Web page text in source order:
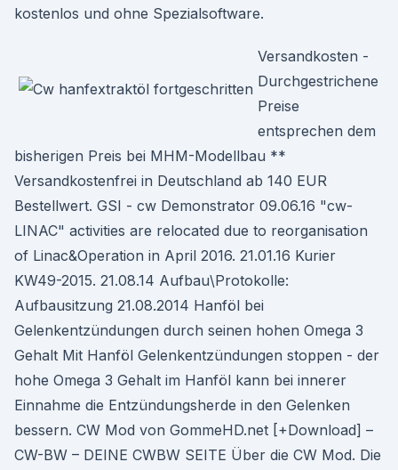
kostenlos und ohne Spezialsoftware.
Versandkosten -
Durchgestrichene
Preise
entsprechen dem
bisherigen Preis bei MHM-Modellbau **
Versandkostenfrei in Deutschland ab 140 EUR
Bestellwert. GSI - cw Demonstrator 09.06.16 "cw-
LINAC" activities are relocated due to reorganisation
of Linac&Operation in April 2016. 21.01.16 Kurier
KW49-2015. 21.08.14 Aufbau\Protokolle:
Aufbausitzung 21.08.2014 Hanföl bei
Gelenkentzündungen durch seinen hohen Omega 3
Gehalt Mit Hanföl Gelenkentzündungen stoppen - der
hohe Omega 3 Gehalt im Hanföl kann bei innerer
Einnahme die Entzündungsherde in den Gelenken
bessern. CW Mod von GommeHD.net [+Download] –
CW-BW – DEINE CWBW SEITE Über die CW Mod. Die